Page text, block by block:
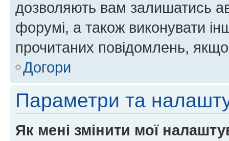
дозволяють вам залишатись
форумі, а також виконувати
прочитаних повідомлень,
Догори
Параметри та
Як мені змінити мої